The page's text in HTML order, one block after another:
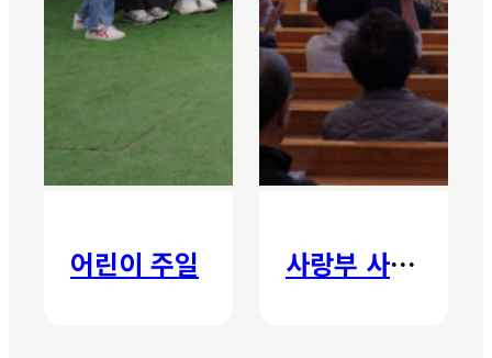
어린이 주일 사랑부 사랑주일